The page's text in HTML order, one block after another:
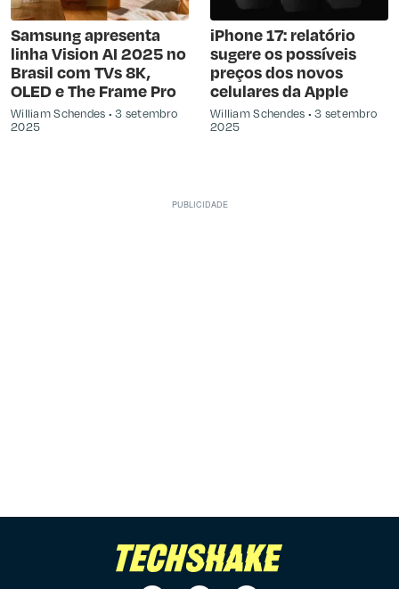
Samsung apresenta
linha Vision AI 2025 no
Brasil com TVs 8K,
OLED e The Frame Pro
William Schendes
3 setembro
2025
iPhone 17: relatório
sugere os possíveis
preços dos novos
celulares da Apple
William Schendes
3 setembro
2025